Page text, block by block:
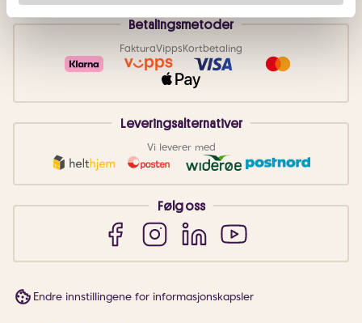
Betalingsmetoder
FakturaVippsKortbetaling
Leveringsalternativer
Vi leverer med
Følg oss
Endre innstillingene for informasjonskapsler